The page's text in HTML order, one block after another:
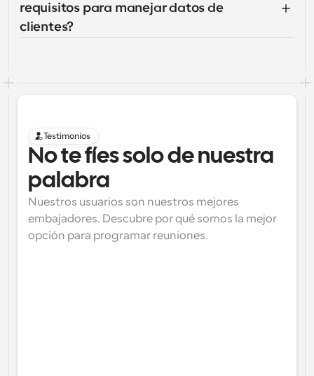
requisitos para manejar datos de
clientes?
Testimonios
No te fíes solo de nuestra
palabra
Nuestros usuarios son nuestros mejores
embajadores. Descubre por qué somos la mejor
opción para programar reuniones.